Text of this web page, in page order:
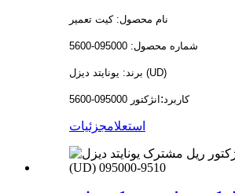
نام محصول: کیت تعمیر
شماره محصول: 095000-5600
برند: یونایتد دیزل (UD)
کاربرد: انژکتور 095000-5600
استعلامجزئیات